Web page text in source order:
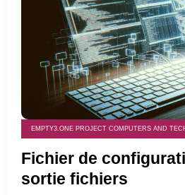
EMPTY3.ONE PROJECT COMPUTERS AND
Fichier de
sortie fichiers